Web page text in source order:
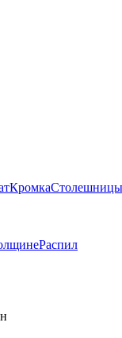
КромкаСтолешницы
Распил